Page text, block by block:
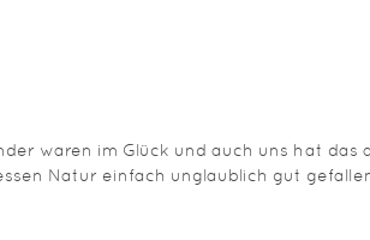
waren im Glück und auch uns hat das
Natur einfach unglaublich gut